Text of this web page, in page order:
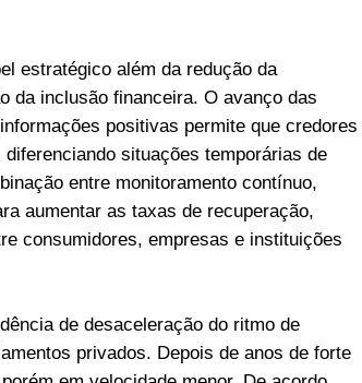
estratégico além da redução da
da inclusão financeira. O avanço das
positivas permite que credores
situações temporárias de
entre monitoramento contínuo,
aumentar as taxas de recuperação,
consumidores, empresas e instituições
de desaceleração do ritmo de
privados. Depois de anos de forte